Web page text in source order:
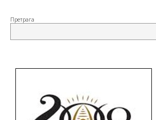
Претрага